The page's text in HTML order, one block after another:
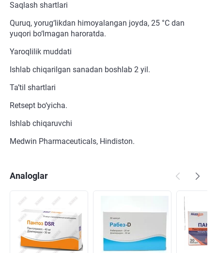
Saqlash shartlari
Quruq, yorug‘likdan himoyalangan joyda, 25 °C dan
yuqori bo‘lmagan haroratda.
Yaroqlilik muddati
Ishlab chiqarilgan sanadan boshlab 2 yil.
Ta’til shartlari
Retsept bo‘yicha.
Ishlab chiqaruvchi
Medwin Pharmaceuticals, Hindiston.
Analoglar